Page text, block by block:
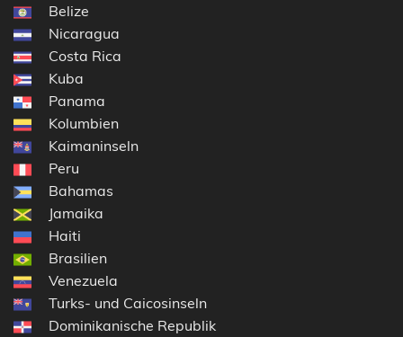
Belize
Nicaragua
Costa Rica
Kuba
Panama
Kolumbien
Kaimaninseln
Peru
Bahamas
Jamaika
Haiti
Brasilien
Venezuela
Turks- und Caicosinseln
Dominikanische Republik